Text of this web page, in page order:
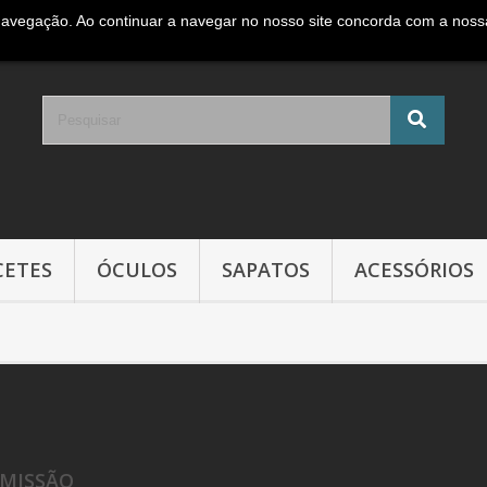
móvel Nacional )
ÓCULOS SAPATOS ACESSÓRIOS
Ao continuar a navegar no nosso site concorda com a